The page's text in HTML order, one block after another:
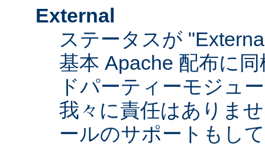
External
ステータスが
基本 Apache 配布に
ドパーティーモジュ
我々に責任はありま
ールのサポートもし